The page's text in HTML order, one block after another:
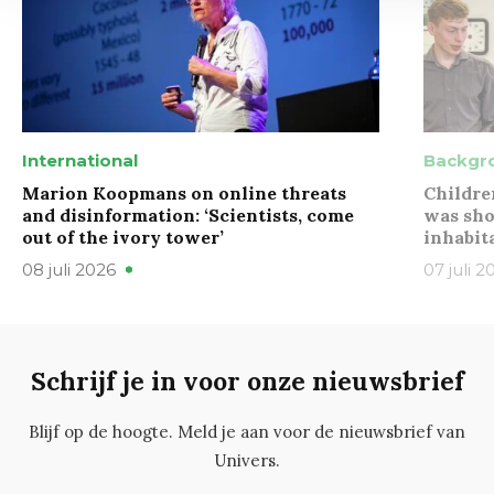
International
Marion Koopmans on online threats
and disinformation: ‘Scientists, come
out of the ivory tower’
08 juli 2026
was
07 juli
Schrijf je in voor onze nieuwsbrief
Blijf op de hoogte. Meld je aan voor de nieuwsbrief van
Univers.